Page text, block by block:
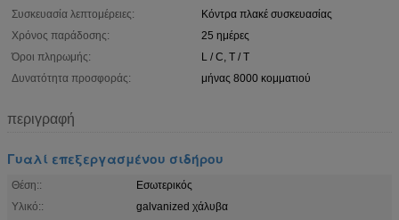
Συσκευασία λεπτομέρειες:
Κόντρα πλακέ συσκευασίας
Χρόνος παράδοσης:
25 ημέρες
Όροι πληρωμής:
L / C, T / T
Δυνατότητα προσφοράς:
μήνας 8000 κομματιού
περιγραφή
Γυαλί επεξεργασμένου σιδήρου
Θέση::
Εσωτερικός
Υλικό::
galvanized χάλυβα